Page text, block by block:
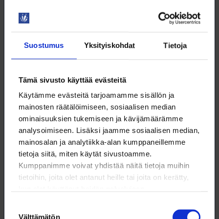
Suostumus Yksityiskohdat Tietoja
Tämä sivusto käyttää evästeitä
Käytämme evästeitä tarjoamamme sisällön ja
mainosten räätälöimiseen, sosiaalisen median
ominaisuuksien tukemiseen ja kävijämäärämme
analysoimiseen. Lisäksi jaamme sosiaalisen median,
mainosalan ja analytiikka-alan kumppaneillemme
tietoja siitä, miten käytät sivustoamme.
Kumppanimme voivat yhdistää näitä tietoja muihin
tietoihin, joita olet antanut heille tai joita on kerätty,
Välttämätön
Excel – perusteet
WEBINAARI
KOULUTUS
DIGITAIDOT